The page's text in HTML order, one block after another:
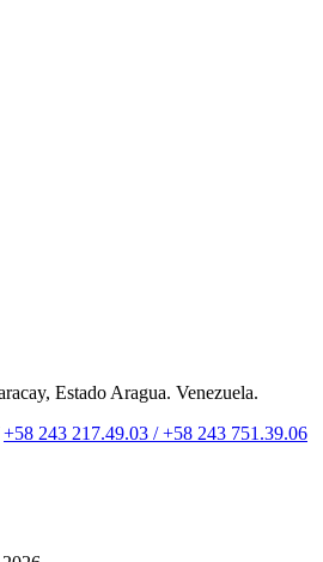
Estado Aragua. Venezuela.
+58 243 217.49.03 /+58 243 751.39.06